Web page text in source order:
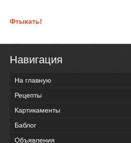
Фтыкать!
Навигация
На главную
Рецепты
Картикаменты
Баблог
Объявления